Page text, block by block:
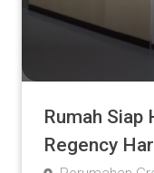
Rumah Siap
Regency